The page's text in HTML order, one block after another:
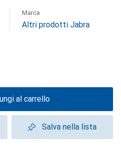
Marca
Altri prodotti Jabra
al carrello
Salva nella lista